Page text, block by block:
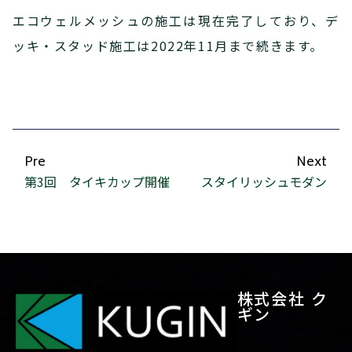
エコウェルメッシュの施工は現在完了しており、デ
ッキ・スタッド施工は2022年11月まで続きます。
Pre
第3回 タイキカップ開催
Next
スタイリッシュモダン
株式会社 ク
ギン